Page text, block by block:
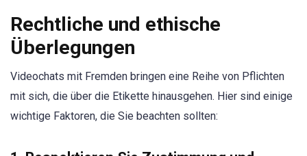
Rechtliche und ethische
Überlegungen
Videochats mit Fremden bringen eine Reihe von Pflichten
mit sich, die über die Etikette hinausgehen. Hier sind einige
wichtige Faktoren, die Sie beachten sollten: